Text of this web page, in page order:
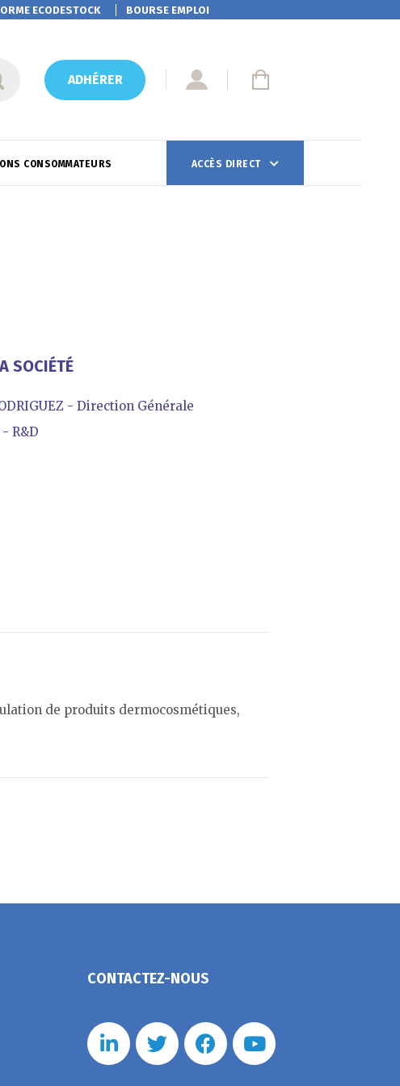
ECODESTOCK BOURSE EMPLOI
ADHÉRER
CONSOMMATEURS ACCÈS DIRECT
SOCIÉTÉ
- Direction Générale
R&D
de produits dermocosmétiques,
CONTACTEZ-NOUS